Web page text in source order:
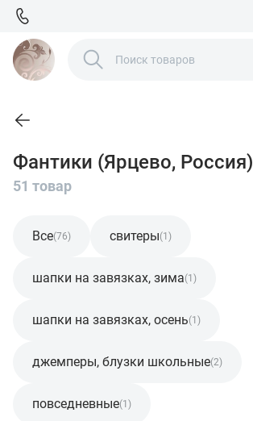
Фантики (Ярцево, Россия)
51 товар
Все(76) свитеры(1)
шапки на завязках, зима(1)
шапки на завязках, осень(1)
джемперы, блузки школьные(2)
повседневные(1)